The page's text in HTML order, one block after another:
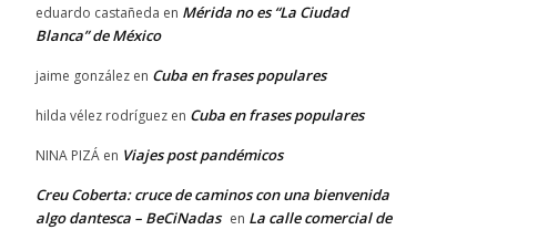
eduardo castañeda en Mérida no es “La Ciudad
Blanca” de México
jaime gonzález en Cuba en frases populares
hilda vélez rodríguez en Cuba en frases populares
NINA PIZÁ en Viajes post pandémicos
Creu Coberta: cruce de caminos con una bienvenida
algo dantesca – BeCiNadas en La calle comercial de